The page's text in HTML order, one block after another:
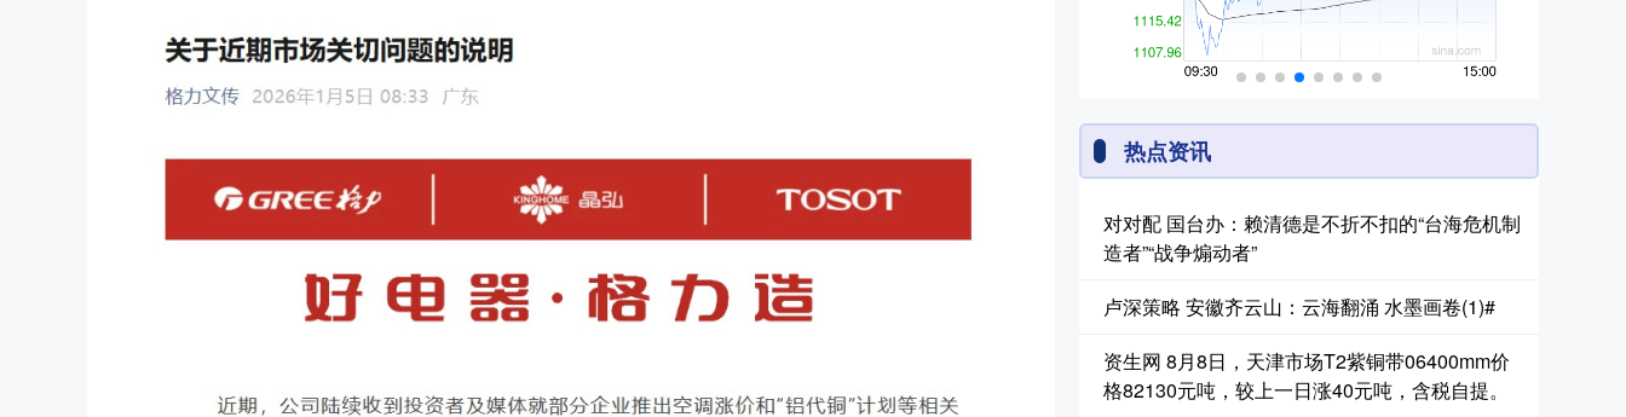
热点资讯
对对配 国台办：赖清德是不折不扣的“台海危机制
造者”“战争煽动者”
卢深策略 安徽齐云山：云海翻涌 水墨画卷(1)#
资生网 8月8日，天津市场T2紫铜带06400mm价
格82130元吨，较上一日涨40元吨，含税自提。